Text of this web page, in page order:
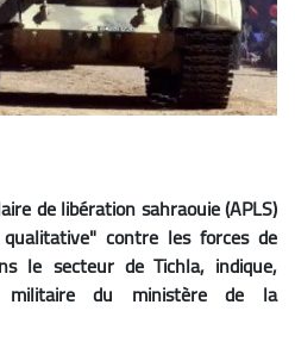
de libération sahraouie (APLS)
contre les forces de
le secteur de Tichla, indique,
militaire du ministère de la